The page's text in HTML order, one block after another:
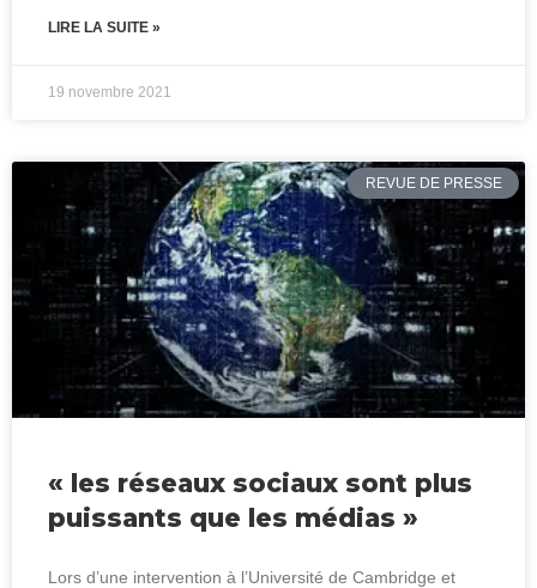
LIRE LA SUITE »
19 novembre 2021
REVUE DE PRESSE
« les réseaux sociaux sont plus
puissants que les médias »
Lors d’une intervention à l’Université de Cambridge et